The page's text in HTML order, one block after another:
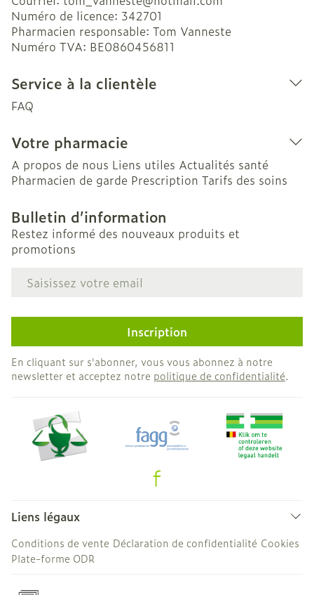
Numéro de licence: 342701
Pharmacien responsable: Tom Vanneste
Numéro TVA: BE0860456811
Service à la clientèle
FAQ
Votre pharmacie
A propos de nous Liens utiles Actualités santé
Pharmacien de garde Prescription Tarifs des soins
Bulletin d’information
Restez informé des nouveaux produits et
promotions
Adresse mail
Inscription
En cliquant sur s'abonner, vous vous abonnez à notre
newsletter et acceptez notre politique de confidentialité.
Liens légaux
Conditions de vente Déclaration de confidentialité Cookies
Plate-forme ODR